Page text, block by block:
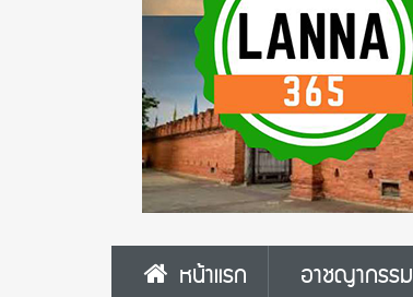
หน้าแรก อาชญากรรม